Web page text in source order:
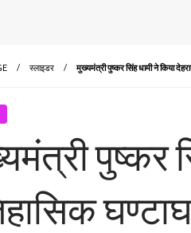
स्लाइडर मुख्यमंत्री पुष्कर सिंह धामी ने किया
पुष्कर